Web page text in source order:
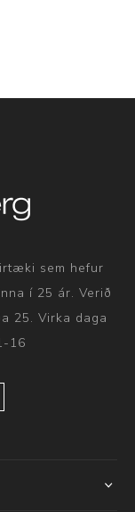
sem hefur
í 25 ár. Verið
25. Virka daga
16